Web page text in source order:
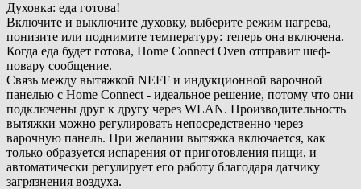
Духовка: еда готова!
Включите и выключите духовку, выберите режим нагрева,
понизите или поднимите температуру: теперь она включена.
Когда еда будет готова, Home Connect Oven отправит шеф-
повару сообщение.
Связь между вытяжкой NEFF и индукционной варочной
панелью с Home Connect - идеальное решение, потому что они
подключены друг к другу через WLAN. Производительность
вытяжки можно регулировать непосредственно через
варочную панель. При желании вытяжка включается, как
только образуется испарения от приготовления пищи, и
автоматически регулирует его работу благодаря датчику
загрязнения воздуха.